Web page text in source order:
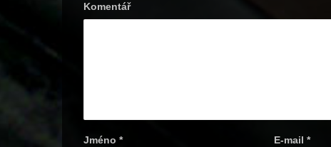
Komentář
Jméno * E-mail *